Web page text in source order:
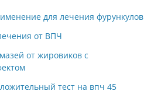
для лечения фурункулов
от ВПЧ
от жировиков с
тест на впч 45